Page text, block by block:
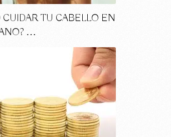
TU CABELLO EN
…